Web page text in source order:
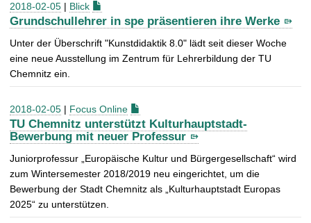
2018-02-05 | Blick
Grundschullehrer in spe präsentieren ihre Werke
Unter der Überschrift "Kunstdidaktik 8.0" lädt seit dieser Woche
eine neue Ausstellung im Zentrum für Lehrerbildung der TU
Chemnitz ein.
2018-02-05 | Focus Online
TU Chemnitz unterstützt Kulturhauptstadt-
Bewerbung mit neuer Professur
Juniorprofessur „Europäische Kultur und Bürgergesellschaft“ wird
zum Wintersemester 2018/2019 neu eingerichtet, um die
Bewerbung der Stadt Chemnitz als „Kulturhauptstadt Europas
2025“ zu unterstützen.